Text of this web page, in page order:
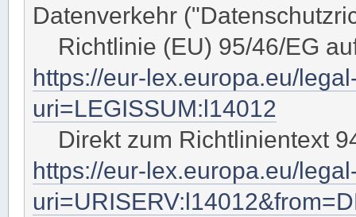
Datenverkehr
Richtlinie (EU) 95/46/EG
https://eur-lex.europa.eu/
uri=LEGISSUM:l14012
Direkt zum Richtlinientext
https://eur-lex.europa.eu/